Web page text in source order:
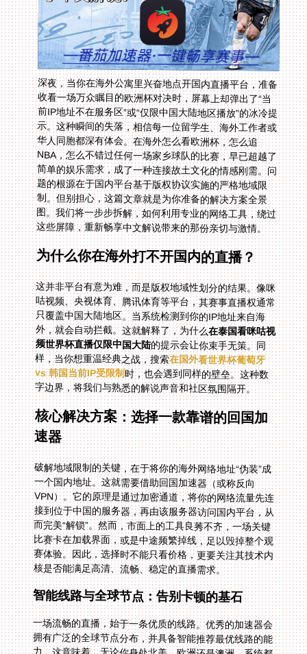
深夜，当你在海外公寓里兴奋地点开国内直播平台，准备
收看一场万众瞩目的欧洲杯对决时，屏幕上却弹出了“当
前IP地址不在服务区”或“仅限中国大陆地区播放”的冰冷提
示。这种瞬间的失落，相信每一位留学生、海外工作者或
华人同胞都深有体会。在海外怎么看欧洲杯，怎么追
NBA，怎么不错过任何一场家乡球队的比赛，早已超越了
简单的娱乐需求，成了一种连接故土文化的情感刚需。问
题的根源在于国内平台基于版权协议实施的严格地域限
制。但别担心，这篇文章就是为你准备的解决方案全景
图。我们将一步步拆解，如何利用专业的网络工具，绕过
这些屏障，重新畅享中文解说带来的那份亲切与激情。
为什么你在海外打不开国内的直播？
这并非平台有意为难，而是版权地域性划分的结果。像咪
咕视频、央视体育、腾讯体育等平台，其赛事直播权通常
只覆盖中国大陆地区。当系统检测到你的IP地址来自海
外，就会自动拦截。这就解释了，为什么在泰国看咪咕视
频世界杯直播仅限中国大陆的提示会让你束手无策。同
样，当你想重温经典之战，搜索在国外看世界杯葡萄牙
vs 韩国当前IP受限制时，也会遇到同样的壁垒。这种数
字边界，将我们与熟悉的解说声音和社区氛围隔开。
核心解决方案：选择一款靠谱的回国加
速器
破解地域限制的关键，在于将你的海外网络地址“伪装”成
一个国内地址。这就需要借助回国加速器（或称反向
VPN）。它的原理是通过加密通道，将你的网络流量先连
接到位于中国的服务器，再由该服务器访问国内平台，从
而完美“解锁”。然而，市面上的工具良莠不齐，一场关键
比赛卡在加载界面，或是中途频繁掉线，足以毁掉整个观
赛体验。因此，选择时不能只看价格，更要关注其技术内
核是否能满足高清、流畅、稳定的直播需求。
智能线路与全球节点：告别卡顿的基石
一场流畅的直播，始于一条优质的线路。优秀的加速器会
拥有广泛的全球节点分布，并具备智能推荐最优线路的能
力。这意味着，无论你身处北美、欧洲还是澳洲，系统都
能自动为你匹配延迟最低、最稳定的入口节点，并智能分
配至回国专线。这就像为你的数据包配备了全程GPS导
航，自动规避网络拥堵路段，确保你观看“西班牙vs乌拉
圭”这种焦点战时，每一个进球瞬间都清晰流畅，无拖